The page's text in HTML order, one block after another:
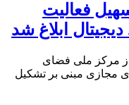
فعالیت
ابلاغ شد
مرکز ملی فضای
مجازی مبنی بر تشکیل